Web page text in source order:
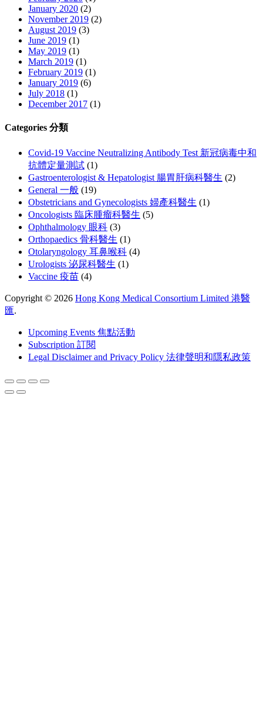
January 2020 (2)
November 2019 (2)
August 2019 (3)
June 2019 (1)
May 2019 (1)
March 2019 (1)
February 2019 (1)
January 2019 (6)
July 2018 (1)
December 2017 (1)
Categories 分類
Covid-19 Vaccine Neutralizing Antibody Test 新冠病毒中和
抗體定量測試 (1)
Gastroenterologist & Hepatologist 腸胃肝病科醫生 (2)
General 一般 (19)
Obstetricians and Gynecologists 婦產科醫生 (1)
Oncologists 臨床腫瘤科醫生 (5)
Ophthalmology 眼科 (3)
Orthopaedics 骨科醫生 (1)
Otolaryngology 耳鼻喉科 (4)
Urologists 泌尿科醫生 (1)
Vaccine 疫苗 (4)
Copyright © 2026 Hong Kong Medical Consortium Limited 港醫
匯.
Upcoming Events 焦點活動
Subscription 訂閱
Legal Disclaimer and Privacy Policy 法律聲明和隱私政策